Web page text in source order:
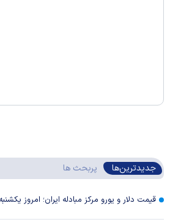
جدیدترین‌ها پربحث ها
قیمت دلار و یورو مرکز مبادله ایران؛ امروز یکشنبه ۱۸ مرداد ۱۴۰۵